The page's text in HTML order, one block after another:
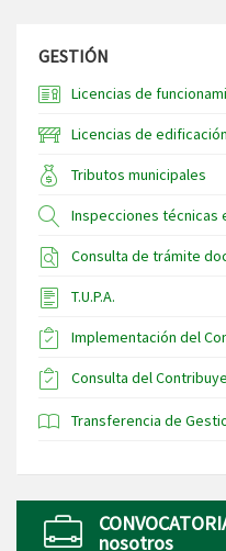
GESTIÓN
Licencias de
Licencias de edificación
Tributos municipales
Inspecciones técnicas
Consulta de trámite
T.U.P.A.
Implementación del
Consulta del
Transferencia de
nosotros